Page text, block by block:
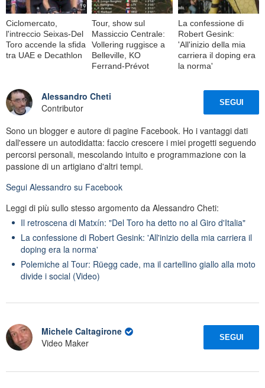
Ciclomercato,
l'intreccio Seixas-Del
Toro accende la sfida
tra UAE e Decathlon
Tour, show sul
Massiccio Centrale:
Vollering ruggisce a
Belleville, KO
Ferrand-Prévot
La confessione di
Robert Gesink:
'All'inizio della mia
carriera il doping era
la norma'
Alessandro Cheti
Contributor
SEGUI
Sono un blogger e autore di pagine Facebook. Ho i vantaggi dati
dall'essere un autodidatta: faccio crescere i miei progetti seguendo
percorsi personali, mescolando intuito e programmazione con la
passione di un artigiano d'altri tempi.
Segui Alessandro su Facebook
Leggi di più sullo stesso argomento da Alessandro Cheti:
Il retroscena di Matxín: "Del Toro ha detto no al Giro d'Italia"
La confessione di Robert Gesink: 'All'inizio della mia carriera il
doping era la norma'
Polemiche al Tour: Rüegg cade, ma il cartellino giallo alla moto
divide i social (Video)
Michele Caltagirone
Video Maker
SEGUI